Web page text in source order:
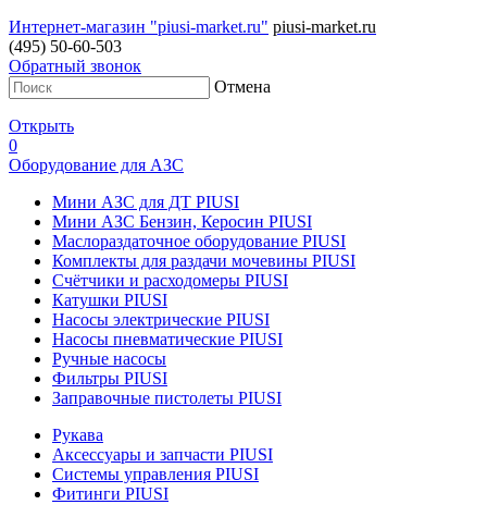
Интернет-магазин "piusi-market.ru" piusi-market.ru
(495) 50-60-503
Обратный звонок
Отмена
Открыть
0
Оборудование для АЗС
Мини АЗС для ДТ PIUSI
Мини АЗС Бензин, Керосин PIUSI
Маслораздаточное оборудование PIUSI
Комплекты для раздачи мочевины PIUSI
Счётчики и расходомеры PIUSI
Катушки PIUSI
Насосы электрические PIUSI
Насосы пневматические PIUSI
Ручные насосы
Фильтры PIUSI
Заправочные пистолеты PIUSI
Рукава
Аксессуары и запчасти PIUSI
Системы управления PIUSI
Фитинги PIUSI